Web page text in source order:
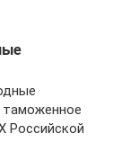
таможенное
Российской